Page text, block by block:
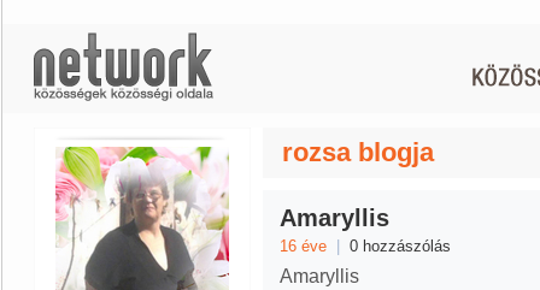
rozsa blogja
Amaryllis
16 éve 0 hozzászólás
Amaryllis